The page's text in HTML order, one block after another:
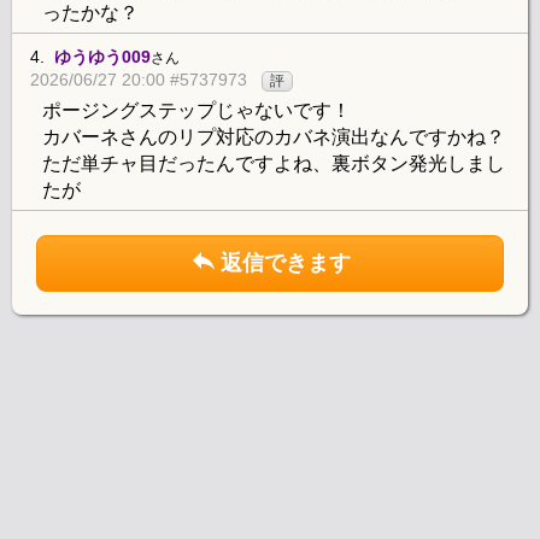
ったかな？
4. ゆうゆう009さん
2026/06/27 20:00 #5737973 評
ポージングステップじゃないです！
カバーネさんのリプ対応のカバネ演出なんですかね？
ただ単チャ目だったんですよね、裏ボタン発光しまし
たが
返信できます